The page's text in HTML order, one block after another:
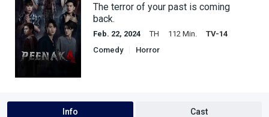
The terror of your past is coming
back.
Feb. 22, 2024 TH 112 Min.
TV-14
Comedy
Horror
Info Cast